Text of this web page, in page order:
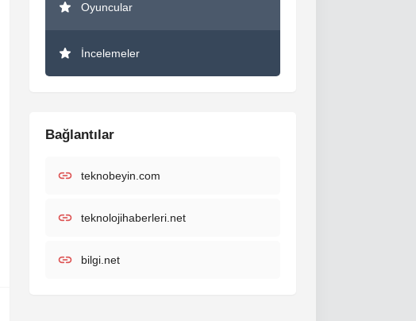
Oyuncular
İncelemeler
Bağlantılar
teknobeyin.com
teknolojihaberleri.net
bilgi.net